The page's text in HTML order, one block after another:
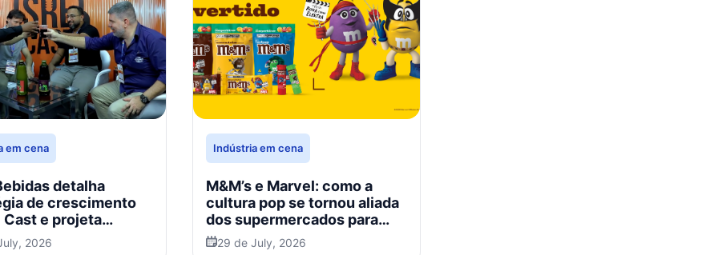
em cena
detalha
de crescimento
Cast e projeta
no varejo
2026
Indústria em cena
M&M’s e Marvel: como a
cultura pop se tornou aliada
dos supermercados para
engajar e vender
29 de July, 2026